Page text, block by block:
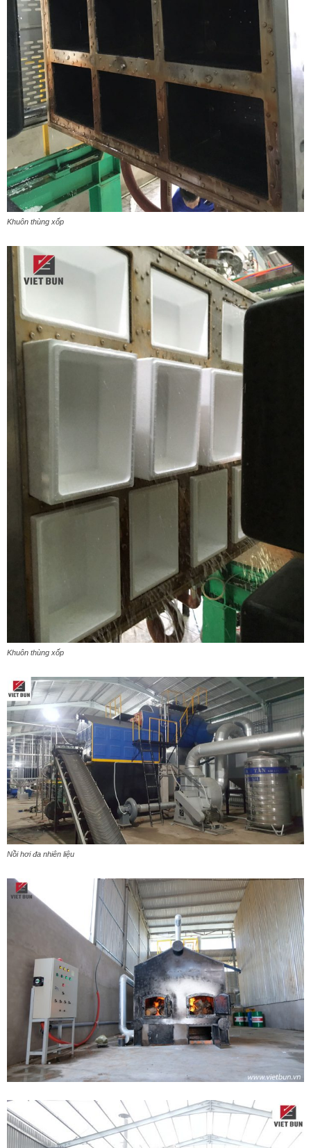
Khuôn thùng xốp
Khuôn thùng xốp
Nồi hơi đa nhiên liệu